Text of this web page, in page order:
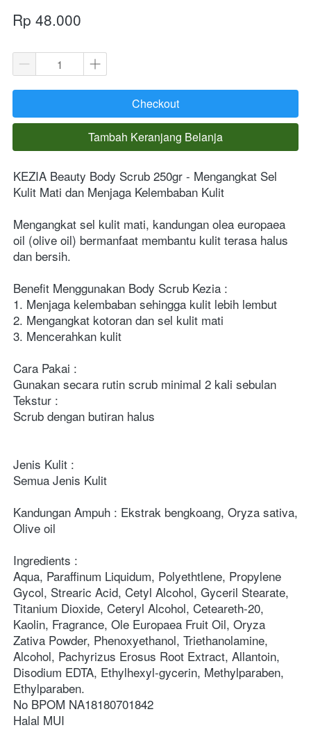
Rp 48.000
`
Checkout
`
Tambah Keranjang Belanja
KEZIA Beauty Body Scrub 250gr - Mengangkat Sel
Kulit Mati dan Menjaga Kelembaban Kulit
Mengangkat sel kulit mati, kandungan olea europaea
oil (olive oil) bermanfaat membantu kulit terasa halus
dan bersih.
Benefit Menggunakan Body Scrub Kezia :
1. Menjaga kelembaban sehingga kulit lebih lembut
2. Mengangkat kotoran dan sel kulit mati
3. Mencerahkan kulit
Cara Pakai :
Gunakan secara rutin scrub minimal 2 kali sebulan
Tekstur :
Scrub dengan butiran halus
Jenis Kulit :
Semua Jenis Kulit
Kandungan Ampuh : Ekstrak bengkoang, Oryza sativa,
Olive oil
Ingredients :
Aqua, Paraffinum Liquidum, Polyethtlene, Propylene
Gycol, Strearic Acid, Cetyl Alcohol, Gyceril Stearate,
Titanium Dioxide, Ceteryl Alcohol, Ceteareth-20,
Kaolin, Fragrance, Ole Europaea Fruit Oil, Oryza
Zativa Powder, Phenoxyethanol, Triethanolamine,
Alcohol, Pachyrizus Erosus Root Extract, Allantoin,
Disodium EDTA, Ethylhexyl-gycerin, Methylparaben,
Ethylparaben.
No BPOM NA18180701842
Halal MUI